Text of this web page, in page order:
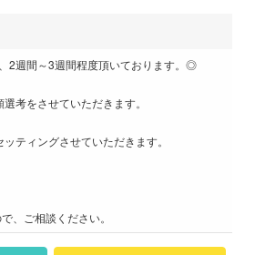
2週間～3週間程度頂いております。◎
考をさせていただきます。
ティングさせていただきます。
、ご相談ください。